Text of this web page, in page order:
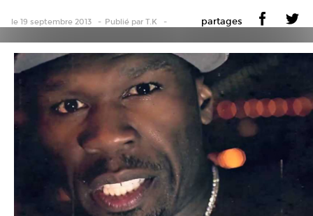
le 19 septembre 2013 Publiépar T.K partages